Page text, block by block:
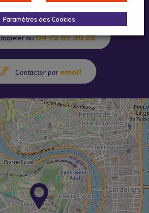
appeler au04 72 57 30 22
Contacter par email
Paramètres des Cookies